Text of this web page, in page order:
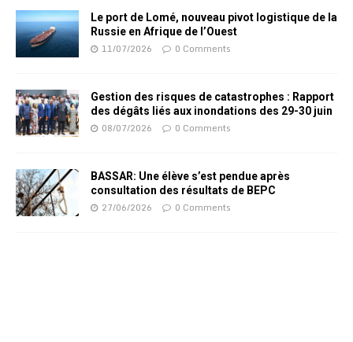
Le port de Lomé, nouveau pivot logistique de la
Russie en Afrique de l’Ouest
11/07/2026 0 Comments
Gestion des risques de catastrophes : Rapport
des dégâts liés aux inondations des 29-30 juin
08/07/2026 0 Comments
BASSAR: Une élève s’est pendue après
consultation des résultats de BEPC
27/06/2026 0 Comments